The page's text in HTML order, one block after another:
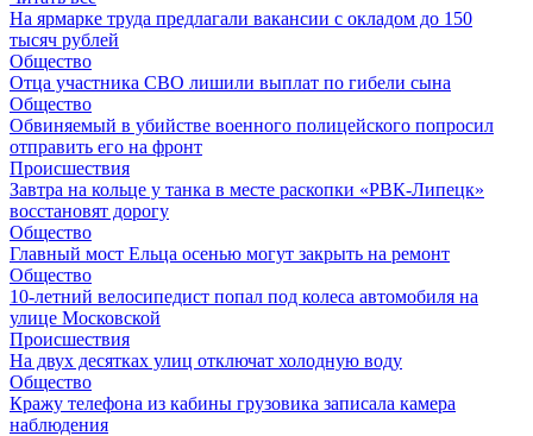
На ярмарке труда предлагали вакансии с окладом до 150
тысяч рублей
Общество
Отца участника СВО лишили выплат по гибели сына
Общество
Обвиняемый в убийстве военного полицейского попросил
отправить его на фронт
Происшествия
Завтра на кольце у танка в месте раскопки «РВК-Липецк»
восстановят дорогу
Общество
Главный мост Ельца осенью могут закрыть на ремонт
Общество
10-летний велосипедист попал под колеса автомобиля на
улице Московской
Происшествия
На двух десятках улиц отключат холодную воду
Общество
Кражу телефона из кабины грузовика записала камера
наблюдения